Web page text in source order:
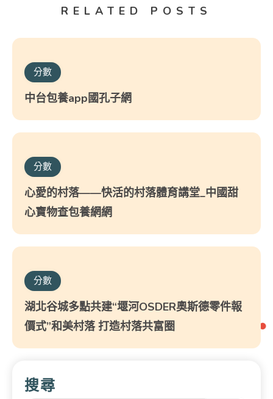
RELATED POSTS
分數
中台包養app國孔子網
分數
心愛的村落——快活的村落體育講堂_中國甜
心寶物查包養網網
分數
湖北谷城多點共建“堰河OSDER奧斯德零件報
價式”和美村落 打造村落共富圈
搜尋